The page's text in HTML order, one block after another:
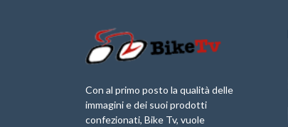
Con al primo posto la qualità delle
immagini e dei suoi prodotti
confezionati, Bike Tv, vuole
Briko Torino – 11
Maggio 2025 – r
Marathon 2025”